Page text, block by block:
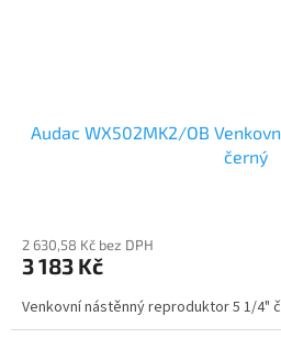
Audac WX502MK2/OB
černý
2 630,58 Kč bez DPH
3 183 Kč
Venkovní nástěnný reproduktor 5 1/4"